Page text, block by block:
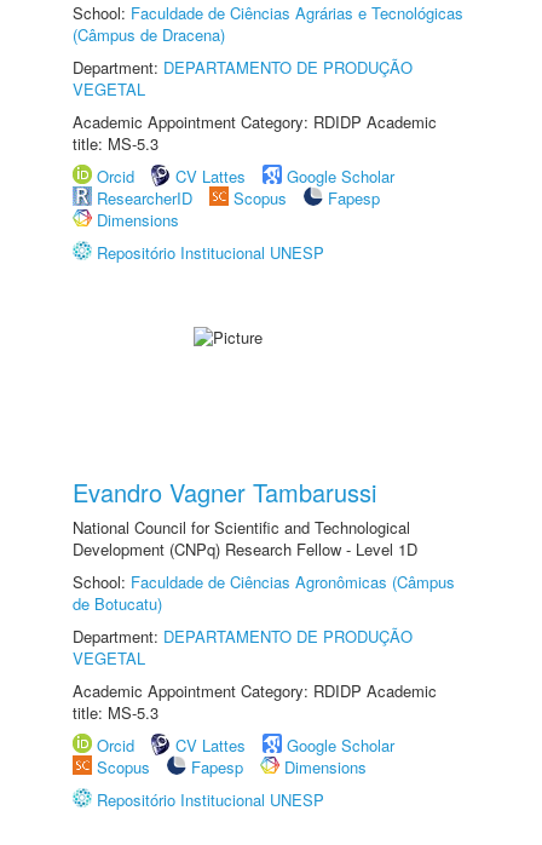
School: Faculdade de Ciências Agrárias e Tecnológicas
(Câmpus de Dracena)
Department: DEPARTAMENTO DE PRODUÇÃO
VEGETAL
Academic Appointment Category: RDIDP Academic
title: MS-5.3
Orcid
CV Lattes
Google Scholar
ResearcherID
Scopus
Fapesp
Dimensions
Repositório Institucional UNESP
Evandro Vagner Tambarussi
National Council for Scientific and Technological
Development (CNPq) Research Fellow - Level 1D
School: Faculdade de Ciências Agronômicas (Câmpus
de Botucatu)
Department: DEPARTAMENTO DE PRODUÇÃO
VEGETAL
Academic Appointment Category: RDIDP Academic
title: MS-5.3
Orcid
CV Lattes
Google Scholar
Scopus
Fapesp
Dimensions
Repositório Institucional UNESP